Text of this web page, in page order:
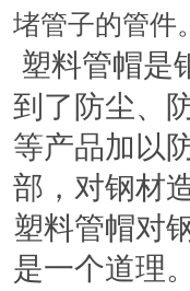
堵管子的管件
塑料管帽是
到了防尘、
等产品加以
部，对钢材
塑料管帽对
是一个道理